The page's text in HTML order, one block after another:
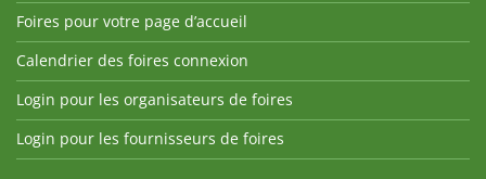
Foires pour votre page d’accueil
Calendrier des foires connexion
Login pour les organisateurs de foires
Login pour les fournisseurs de foires